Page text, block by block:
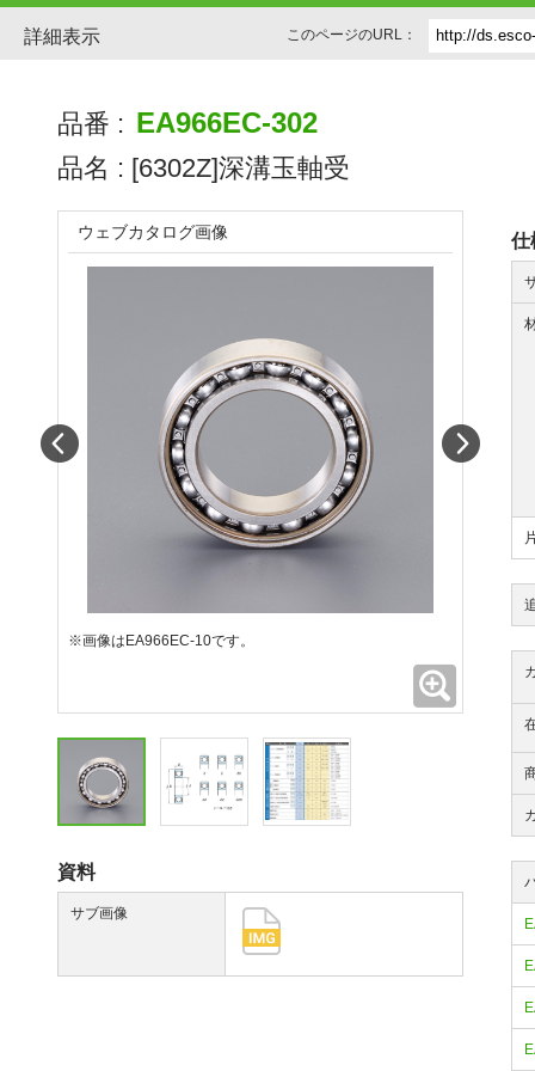
詳細表示 このページのURL：
品番 : EA966EC-302
品名 : [6302Z]深溝玉軸受
仕
ウェブカタログ画像
※画像はEA966EC-10です。
資料
サブ画像